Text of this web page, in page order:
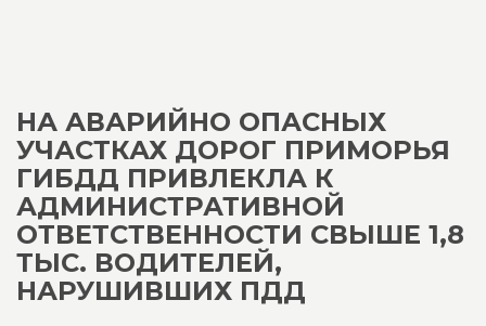
НА АВАРИЙНО ОПАСНЫХ
УЧАСТКАХ ДОРОГ ПРИМОРЬЯ
ГИБДД ПРИВЛЕКЛА К
АДМИНИСТРАТИВНОЙ
ОТВЕТСТВЕННОСТИ СВЫШЕ 1,8
ТЫС. ВОДИТЕЛЕЙ,
НАРУШИВШИХ ПДД